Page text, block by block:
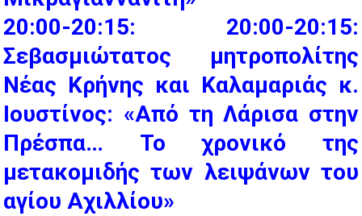
20:00-20:15: 20:00-20:15:
Σεβασμιώτατος μητροπολίτης
Νέας Κρήνης και Καλαμαριάς κ.
Ιουστίνος: «Από τη Λάρισα στην
Πρέσπα… Το χρονικό της
μετακομιδής των λειψάνων του
αγίου Αχιλλίου»